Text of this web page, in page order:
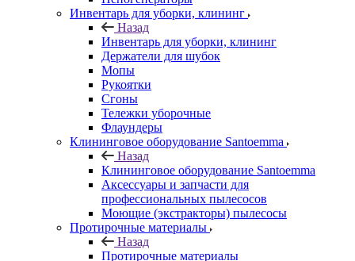
Инвентарь для уборки, клининг
Назад
Инвентарь для уборки, клининг
Держатели для шубок
Мопы
Рукоятки
Сгоны
Тележки уборочные
Флаундеры
Клининговое оборудование Santoemma
Назад
Клининговое оборудование Santoemma
Аксессуары и запчасти для
профессиональных пылесосов
Моющие (экстракторы) пылесосы
Протирочные материалы
Назад
Протирочные материалы